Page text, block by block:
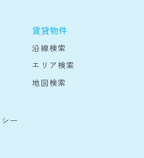
ー
賃貸物件
沿線検索
エリア検索
地図検索